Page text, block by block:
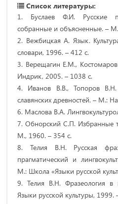
Список литературы:
1. Буслаев Ф.И. Русские
собранные и объясненные. –
2. Вежбицкая А. Язык.
словари, 1996. – 412 с.
3. Верещагин Е.М.,
Индрик, 2005. – 1038 с.
4. Иванов В.В., Топоров В.Н.
славянских древностей. – М.:
6. Маслова В.А.
7. Обнорский С.П. Избранные
М., 1960. – 354 с.
8. Телия В.Н. Русская
прагматический и
М.: Школа «Языки русской
9. Телия В.Н. Фразеология в
Языки русской культуры, 1999.